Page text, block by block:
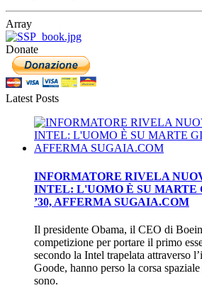
Array
Donate
Latest Posts
INFORMATORE RIVELA
INTEL: L'UOMO È SU
’30, AFFERMA SUGAIA.COM
Il presidente Obama, il CEO di
competizione per portare il primo
secondo la Intel trapelata attraverso
Goode, hanno perso la corsa
sono.